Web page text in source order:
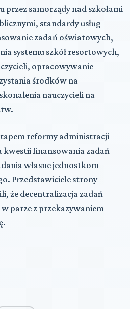
przez samorządy nad szkołami
standardy usług
zadań oświatowych,
systemu szkół resortowych,
opracowywanie
środków na
nauczycieli na
reformy administracji
kwestii finansowania zadań
własne jednostkom
Przedstawiciele strony
że decentralizacja zadań
parze z przekazywaniem